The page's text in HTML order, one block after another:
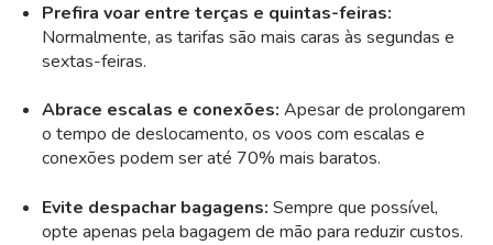
Prefira voar entre terças e quintas-feiras:
Normalmente, as tarifas são mais caras às segundas e
sextas-feiras.
Abrace escalas e conexões: Apesar de prolongarem
o tempo de deslocamento, os voos com escalas e
conexões podem ser até 70% mais baratos.
Evite despachar bagagens: Sempre que possível,
opte apenas pela bagagem de mão para reduzir custos.